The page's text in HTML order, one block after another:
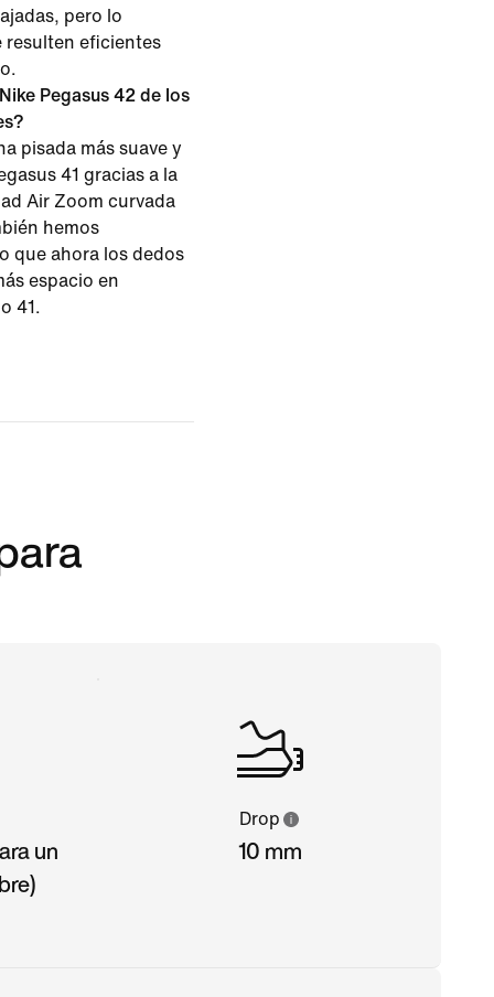
pero lo
resulten eficientes
Pegasus 42 de los
pisada más suave y
41 gracias a la
Air Zoom curvada
hemos
que ahora los dedos
espacio en
41.
un
Drop
10 mm